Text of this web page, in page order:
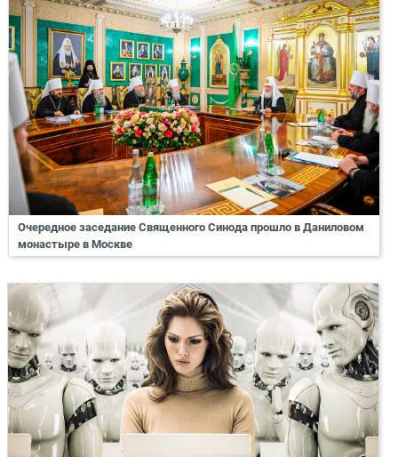
Очередное заседание Священного Синода прошло в Даниловом
монастыре в Москве